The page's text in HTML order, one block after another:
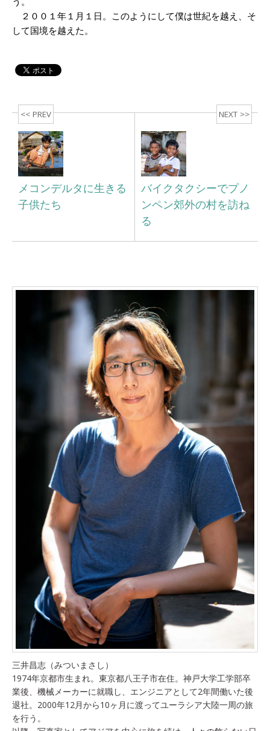
２００１年１月１日。このようにして僕は世紀を越え、そ
して国境を越えた。
<< PREV
メコンデルタに生きる
子供たち
NEXT >>
バイクタクシーでプノ
ンペン郊外の村を訪ね
る
三井昌志（みついまさし）
1974年京都市生まれ。東京都八王子市在住。神戸大学工学部卒
業後、機械メーカーに就職し、エンジニアとして2年間働いた後
退社。2000年12月から10ヶ月に渡ってユーラシア大陸一周の旅
を行う。